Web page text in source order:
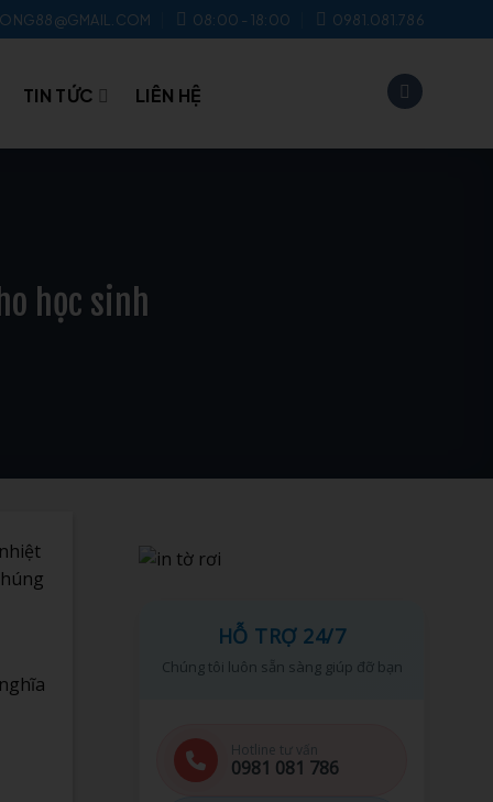
08:00 - 18:00 0981.081.786
TIN TỨC LIÊN HỆ
học sinh
HỖ TRỢ 24/7
Chúng tôi luôn sẵn sàng giúp đỡ bạn
Hotline tư vấn
0981 081 786